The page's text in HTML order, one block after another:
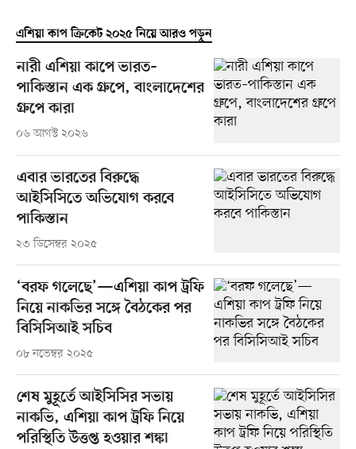
এশিয়া কাপ ক্রিকেট ২০২৫ নিয়ে আরও পড়ুন
নারী এশিয়া কাপে ভারত–
পাকিস্তান এক গ্রুপে, বাংলাদেশের
গ্রুপে কারা
০৬ আগস্ট ২০২৬
এবার ভারতের বিরুদ্ধে
আইসিসিতে অভিযোগ করবে
পাকিস্তান
২৩ ডিসেম্বর ২০২৫
‘বরফ গলেছে’—এশিয়া কাপ ট্রফি
নিয়ে নাকভির সঙ্গে বৈঠকের পর
বিসিসিআই সচিব
০৮ নভেম্বর ২০২৫
শেষ মুহূর্তে আইসিসির সভায়
নাকভি, এশিয়া কাপ ট্রফি নিয়ে
পরিস্থিতি উত্তপ্ত হওয়ার শঙ্কা